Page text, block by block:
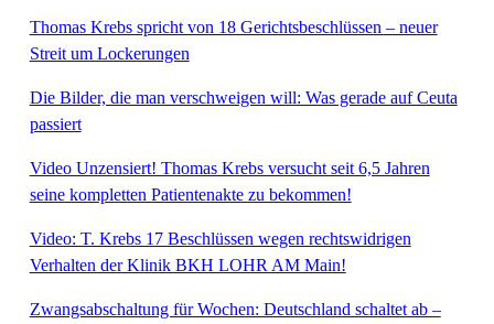
Thomas Krebs spricht von 18 Gerichtsbeschlüssen – neuer
Streit um Lockerungen
Die Bilder, die man verschweigen will: Was gerade auf Ceuta
passiert
Video Unzensiert! Thomas Krebs versucht seit 6,5 Jahren
seine kompletten Patientenakte zu bekommen!
Video: T. Krebs 17 Beschlüssen wegen rechtswidrigen
Verhalten der Klinik BKH LOHR AM Main!
Zwangsabschaltung für Wochen: Deutschland schaltet ab –